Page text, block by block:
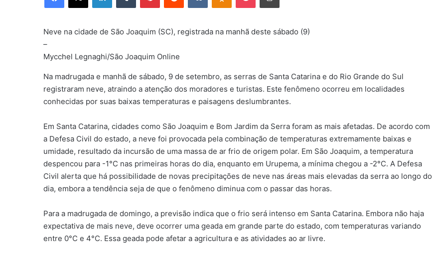
mail
Neve na cidade de São Joaquim (SC), registrada na manhã deste sábado (9)
–
Mycchel Legnaghi/São Joaquim Online
Na madrugada e manhã de sábado, 9 de setembro, as serras de Santa Catarina e do Rio Grande do Sul
registraram neve, atraindo a atenção dos moradores e turistas. Este fenômeno ocorreu em localidades
conhecidas por suas baixas temperaturas e paisagens deslumbrantes.
Em Santa Catarina, cidades como São Joaquim e Bom Jardim da Serra foram as mais afetadas. De acordo com
a Defesa Civil do estado, a neve foi provocada pela combinação de temperaturas extremamente baixas e
umidade, resultado da incursão de uma massa de ar frio de origem polar. Em São Joaquim, a temperatura
despencou para -1°C nas primeiras horas do dia, enquanto em Urupema, a mínima chegou a -2°C. A Defesa
Civil alerta que há possibilidade de novas precipitações de neve nas áreas mais elevadas da serra ao longo do
dia, embora a tendência seja de que o fenômeno diminua com o passar das horas.
Para a madrugada de domingo, a previsão indica que o frio será intenso em Santa Catarina. Embora não haja
expectativa de mais neve, deve ocorrer uma geada em grande parte do estado, com temperaturas variando
entre 0°C e 4°C. Essa geada pode afetar a agricultura e as atividades ao ar livre.